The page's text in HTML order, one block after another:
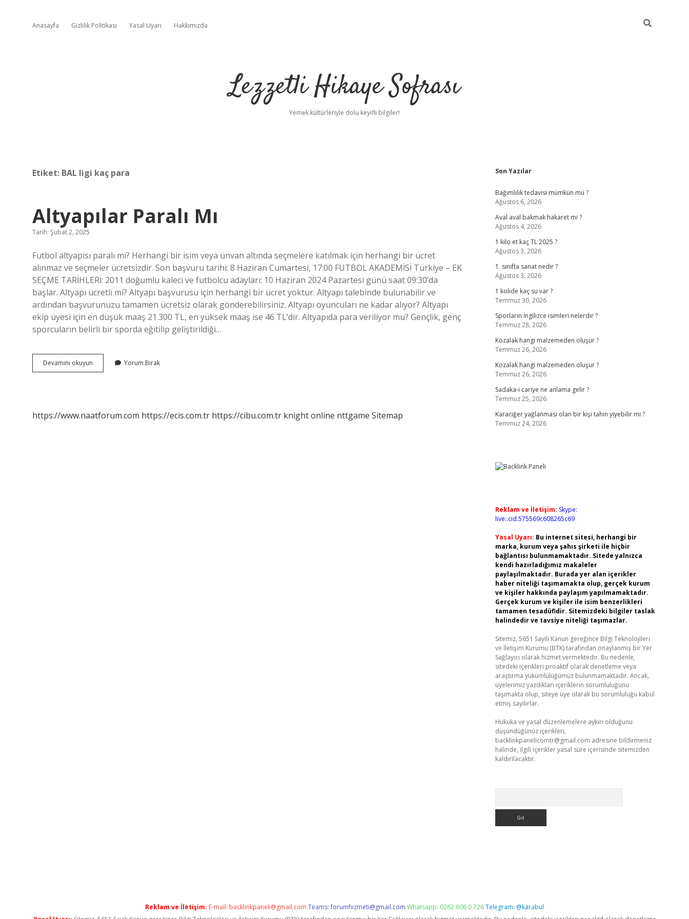
Anasayfa Gizlilik Politikası Yasal Uyarı Hakkımızda
Lezzetli Hikaye Sofrası
Yemek kültürleriyle dolu keyifli bilgiler!
Etiket: BAL ligi kaç para
Altyapılar Paralı Mı
Tarih: Şubat 2, 2025
Futbol altyapısı paralı mı? Herhangi bir isim veya ünvan altında seçmelere katılmak için herhangi bir ücret
alınmaz ve seçmeler ücretsizdir. Son başvuru tarihi: 8 Haziran Cumartesi, 17:00 FUTBOL AKADEMİSİ Türkiye – EK
SEÇME TARİHLERİ: 2011 doğumlu kaleci ve futbolcu adayları: 10 Haziran 2024 Pazartesi günü saat 09:30’da
başlar. Altyapı ücretli mi? Altyapı başvurusu için herhangi bir ücret yoktur. Altyapı talebinde bulunabilir ve
ardından başvurunuzu tamamen ücretsiz olarak gönderebilirsiniz. Altyapı oyuncuları ne kadar alıyor? Altyapı
ekip üyesi için en düşük maaş 21.300 TL, en yüksek maaş ise 46 TL’dir. Altyapıda para veriliyor mu? Gençlik, genç
sporcuların belirli bir sporda eğitilip geliştirildiği…
Devamını okuyun Altyapılar
Paralı
Yorum Bırak
https://www.naatforum.com https://ecis.com.tr https://cibu.com.tr knight online nttgame Sitemap
Sidebar
Son Yazılar
Bağımlılık tedavisi mümkün mü ?
Ağustos 6, 2026
Aval aval bakmak hakaret mi ?
Ağustos 4, 2026
1 kilo et kaç TL 2025 ?
Ağustos 3, 2026
1. sınıfta sanat nedir ?
Ağustos 3, 2026
1 kolide kaç su var ?
Temmuz 30, 2026
Sporların İngilizce isimleri nelerdir ?
Temmuz 28, 2026
Kozalak hangi malzemeden oluşur ?
Temmuz 26, 2026
Kozalak hangi malzemeden oluşur ?
Temmuz 26, 2026
Sadaka-i cariye ne anlama gelir ?
Temmuz 25, 2026
Karaciğer yağlanması olan bir kişi tahin yiyebilir mi ?
Temmuz 24, 2026
Reklam ve İletişim: Skype:
live:.cid.575569c608265c69
Yasal Uyarı: Bu internet sitesi, herhangi bir
marka, kurum veya şahıs şirketi ile hiçbir
bağlantısı bulunmamaktadır. Sitede yalnızca
kendi hazırladığımız makaleler
paylaşılmaktadır. Burada yer alan içerikler
haber niteliği taşımamakta olup, gerçek kurum
ve kişiler hakkında paylaşım yapılmamaktadır.
Gerçek kurum ve kişiler ile isim benzerlikleri
tamamen tesadüfidir. Sitemizdeki bilgiler taslak
halindedir ve tavsiye niteliği taşımazlar.
Sitemiz, 5651 Sayılı Kanun gereğince Bilgi Teknolojileri
ve İletişim Kurumu (BTK) tarafından onaylanmış bir Yer
Sağlayıcı olarak hizmet vermektedir. Bu nedenle,
sitedeki içerikleri proaktif olarak denetleme veya
araştırma yükümlülüğümüz bulunmamaktadır. Ancak,
üyelerimiz yazdıkları içeriklerin sorumluluğunu
taşımakta olup, siteye üye olarak bu sorumluluğu kabul
etmiş sayılırlar.
Hukuka ve yasal düzenlemelere aykırı olduğunu
düşündüğünüz içerikleri,
backlinkpanelicomtr@gmail.com adresine bildirmeniz
halinde, ilgili içerikler yasal süre içerisinde sitemizden
kaldırılacaktır.
Reklam ve İletişim: E-mail: backlinkpaneli@gmail.com Teams:forumhizmeti@gmail.com Whatsapp: 0262 606 0 726Telegram: @karabul